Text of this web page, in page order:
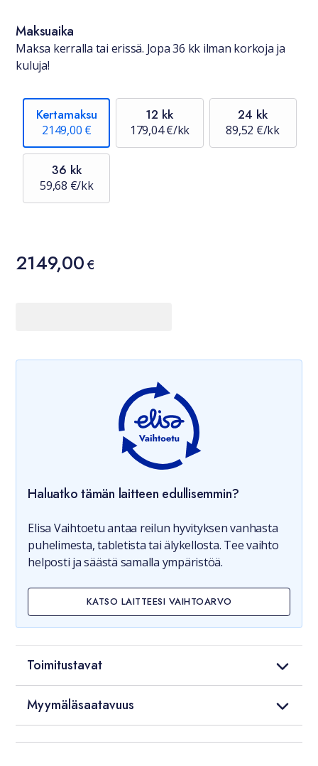
Maksuaika
Maksa kerralla tai erissä. Jopa 36 kk ilman korkoja ja
kuluja!
Kertamaksu
2149,00 €
12 kk
179,04 €/kk
24 kk
89,52 €/kk
36 kk
59,68 €/kk
Hinta
2149,00 €
2149,00€
Haluatko tämän laitteen edullisemmin?
Elisa Vaihtoetu antaa reilun hyvityksen vanhasta
puhelimesta, tabletista tai älykellosta. Tee vaihto
helposti ja säästä samalla ympäristöä.
KATSO LAITTEESI VAIHTOARVO
Toimitustavat
Myymäläsaatavuus